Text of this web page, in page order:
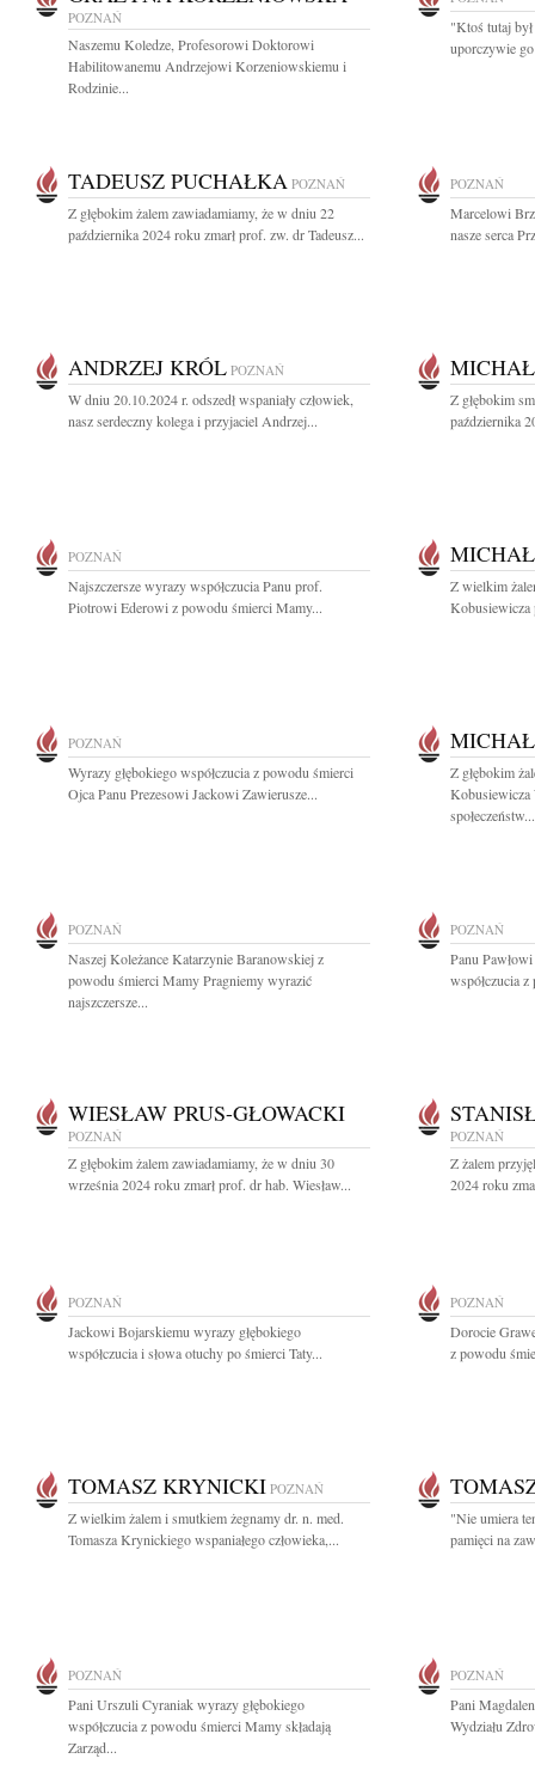
POZNAŃ
Naszemu Koledze, Profesorowi Doktorowi
Habilitowanemu Andrzejowi Korzeniowskiemu i
Rodzinie...
"Ktoś tutaj
uporczywie
TADEUSZ PUCHAŁKA POZNAŃ
Z głębokim żalem zawiadamiamy, że w dniu 22
października 2024 roku zmarł prof. zw. dr Tadeusz...
POZNAŃ
Marcelowi
nasze serca
ANDRZEJ KRÓL POZNAŃ
W dniu 20.10.2024 r. odszedł wspaniały człowiek,
nasz serdeczny kolega i przyjaciel Andrzej...
Z głębokim
października
POZNAŃ
Najszczersze wyrazy współczucia Panu prof.
Piotrowi Ederowi z powodu śmierci Mamy...
Z wielkim
POZNAŃ
Wyrazy głębokiego współczucia z powodu śmierci
Ojca Panu Prezesowi Jackowi Zawierusze...
Z głębokim
Kobusiewicza
społeczeństw...
POZNAŃ
Naszej Koleżance Katarzynie Baranowskiej z
powodu śmierci Mamy Pragniemy wyrazić
najszczersze...
POZNAŃ
Panu
współczucia
WIESŁAW PRUS-GŁOWACKI
POZNAŃ
Z głębokim żalem zawiadamiamy, że w dniu 30
września 2024 roku zmarł prof. dr hab. Wiesław...
POZNAŃ
Z żalem
2024 roku
POZNAŃ
Jackowi Bojarskiemu wyrazy głębokiego
współczucia i słowa otuchy po śmierci Taty...
POZNAŃ
Dorocie
z powodu
TOMASZ KRYNICKI POZNAŃ
Z wielkim żalem i smutkiem żegnamy dr. n. med.
Tomasza Krynickiego wspaniałego człowieka,...
"Nie umiera
pamięci na
POZNAŃ
Pani Urszuli Cyraniak wyrazy głębokiego
współczucia z powodu śmierci Mamy składają
Zarząd...
POZNAŃ
Pani
Wydziału